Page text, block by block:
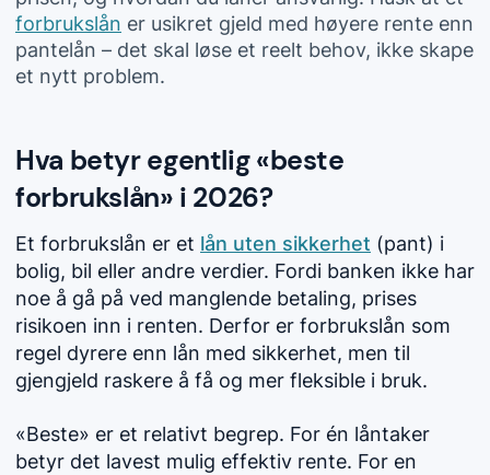
forbrukslån er usikret gjeld med høyere rente enn
pantelån – det skal løse et reelt behov, ikke skape
et nytt problem.
Hva betyr egentlig «beste
forbrukslån» i 2026?
Et forbrukslån er et lån uten sikkerhet (pant) i
bolig, bil eller andre verdier. Fordi banken ikke har
noe å gå på ved manglende betaling, prises
risikoen inn i renten. Derfor er forbrukslån som
regel dyrere enn lån med sikkerhet, men til
gjengjeld raskere å få og mer fleksible i bruk.
«Beste» er et relativt begrep. For én låntaker
betyr det lavest mulig effektiv rente. For en